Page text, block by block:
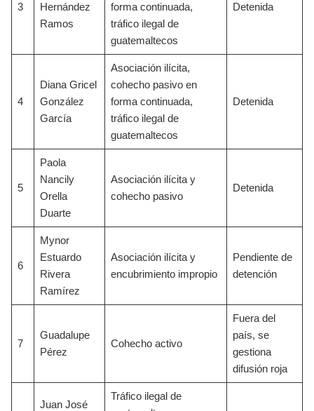
3
Hernández
Ramos
forma continuada,
tráfico ilegal de
guatemaltecos
Detenida
4
Diana Gricel
González
García
Asociación ilícita,
cohecho pasivo en
forma continuada,
tráfico ilegal de
guatemaltecos
Detenida
5
Paola
Nancily
Orella
Duarte
Asociación ilícita y
cohecho pasivo
Detenida
6
Mynor
Estuardo
Rivera
Ramírez
Asociación ilícita y
encubrimiento impropio
Pendiente de
detención
7
Guadalupe
Pérez
Cohecho activo
Fuera del
país, se
gestiona
difusión roja
Juan José
Tráfico ilegal de